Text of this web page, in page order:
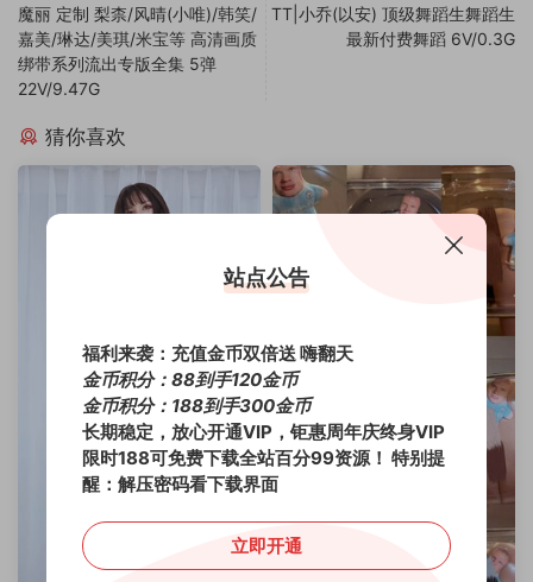
魔丽 定制 梨柰/风晴(小唯)/韩笑/
嘉美/琳达/美琪/米宝等 高清画质
绑带系列流出专版全集 5弹
22V/9.47G
TT|小乔(以安) 顶级舞蹈生舞蹈生
最新付费舞蹈 6V/0.3G
猜你喜欢
站点公告
福利来袭：充值金币双倍送 嗨翻天
金币积分：88到手120金币
金币积分：188到手300金币
长期稳定，放心开通VIP，钜惠周年庆终身VIP
限时188可免费下载全站百分99资源！ 特别提
醒：解压密码看下载界面
立即开通